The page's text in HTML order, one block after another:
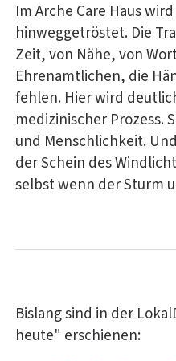
Im Arche Care Haus
hinweggetröstet. Die
Zeit, von Nähe, von
Ehrenamtlichen, die
fehlen. Hier wird
medizinischer Prozess.
und Menschlichkeit.
der Schein des
selbst wenn der Sturm
Bislang sind in der
heute" erschienen: